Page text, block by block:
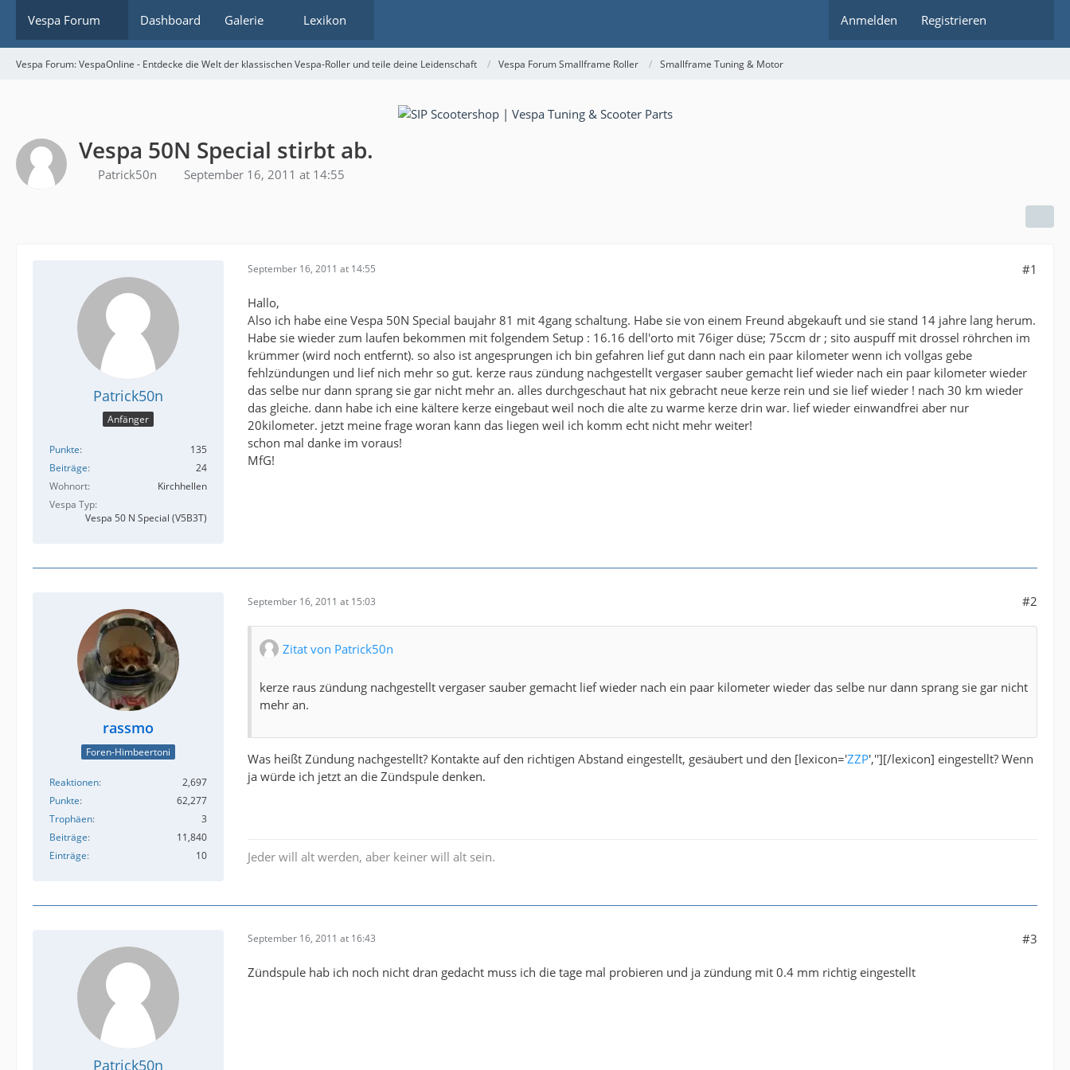
Vespa Forum Dashboard Galerie Lexikon Anmelden Registrieren
Vespa Forum: VespaOnline - Entdecke die Welt der klassischen Vespa-Roller und teile deine Leidenschaft Vespa Forum Smallframe Roller Smallframe Tuning & Motor
Vespa 50N Special stirbt ab.
Patrick50n September 16, 2011 at 14:55
Patrick50n
Anfänger
Punkte
135
Beiträge
24
Wohnort
Kirchhellen
Vespa Typ
Vespa 50 N Special (V5B3T)
September 16, 2011 at 14:55 #1
Hallo,
Also ich habe eine Vespa 50N Special baujahr 81 mit 4gang schaltung. Habe sie von einem Freund abgekauft und sie stand 14 jahre lang herum.
Habe sie wieder zum laufen bekommen mit folgendem Setup : 16.16 dell'orto mit 76iger düse; 75ccm dr ; sito auspuff mit drossel röhrchen im
krümmer (wird noch entfernt). so also ist angesprungen ich bin gefahren lief gut dann nach ein paar kilometer wenn ich vollgas gebe
fehlzündungen und lief nich mehr so gut. kerze raus zündung nachgestellt vergaser sauber gemacht lief wieder nach ein paar kilometer wieder
das selbe nur dann sprang sie gar nicht mehr an. alles durchgeschaut hat nix gebracht neue kerze rein und sie lief wieder ! nach 30 km wieder
das gleiche. dann habe ich eine kältere kerze eingebaut weil noch die alte zu warme kerze drin war. lief wieder einwandfrei aber nur
20kilometer. jetzt meine frage woran kann das liegen weil ich komm echt nicht mehr weiter!
schon mal danke im voraus!
MfG!
rassmo
Foren-Himbeertoni
Reaktionen
2,697
Punkte
62,277
Trophäen
3
Beiträge
11,840
Einträge
10
September 16, 2011 at 15:03 #2
Zitat von Patrick50n
kerze raus zündung nachgestellt vergaser sauber gemacht lief wieder nach ein paar kilometer wieder das selbe nur dann sprang sie gar nicht
mehr an.
Was heißt Zündung nachgestellt? Kontakte auf den richtigen Abstand eingestellt, gesäubert und den [lexicon='ZZP',''][/lexicon] eingestellt? Wenn
ja würde ich jetzt an die Zündspule denken.
Jeder will alt werden, aber keiner will alt sein.
Patrick50n
September 16, 2011 at 16:43 #3
Zündspule hab ich noch nicht dran gedacht muss ich die tage mal probieren und ja zündung mit 0.4 mm richtig eingestellt